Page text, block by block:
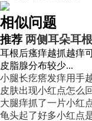
相似问题
推荐 两侧耳朵耳
耳根后瘙痒越抓越痒
皮脂腺分布较少...
小腿长疙瘩发痒用手
皮肤出现小红点怎么
大腿痒抓了一片小红
龟头起了好多小红点